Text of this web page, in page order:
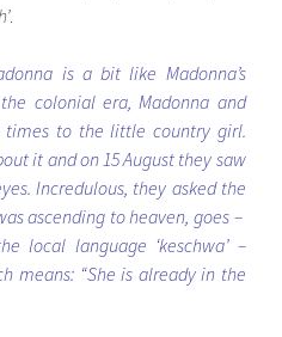
.
is a bit like Madonna’s
colonial era, Madonna and
times to the little country girl.
it and on 15 August they saw
Incredulous, they asked the
ascending to heaven, goes –
local language ‘keschwa’ –
means: “She is already in the